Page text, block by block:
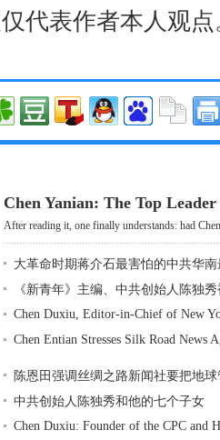
代表作者本人观点
Chen Yanian: The Top
After reading it, one finally understands: had
大革命时期蒋介石最害怕的中共华
《新青年》主编、中共创始人陈独
Chen Duxiu, Editor-in-Chief of New
Chen Entian Stresses Silk Road News
陈恩田强调丝绸之路新闻社要把地
中共创始人陈独秀和他的七个子女
Chen Duxiu: Founder of the CPC and